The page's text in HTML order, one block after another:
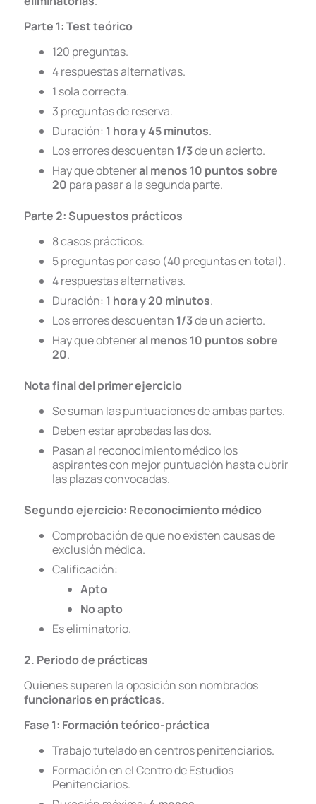
Parte 1: Test teórico
120 preguntas.
4 respuestas alternativas.
1 sola correcta.
3 preguntas de reserva.
Duración: 1 hora y 45 minutos.
Los errores descuentan 1/3de un acierto.
Hay que obteneral menos 10 puntos sobre
20 para pasar a la segunda parte.
Parte 2: Supuestos prácticos
8 casos prácticos.
5 preguntas por caso (40 preguntas en total).
4 respuestas alternativas.
Duración: 1 hora y 20 minutos.
Los errores descuentan 1/3de un acierto.
Hay que obteneral menos 10 puntos sobre
20.
Nota final del primer ejercicio
Se suman las puntuaciones de ambas partes.
Deben estar aprobadas las dos.
Pasan al reconocimiento médico los
aspirantes con mejor puntuación hasta cubrir
las plazas convocadas.
Segundo ejercicio: Reconocimiento médico
Comprobación de que no existen causas de
exclusión médica.
Calificación:
Apto
No apto
Es eliminatorio.
2. Periodo de prácticas
Quienes superen la oposición son nombrados
funcionarios en prácticas.
Fase 1: Formación teórico-práctica
Trabajo tutelado en centros penitenciarios.
Formación en el Centro de Estudios
Penitenciarios.